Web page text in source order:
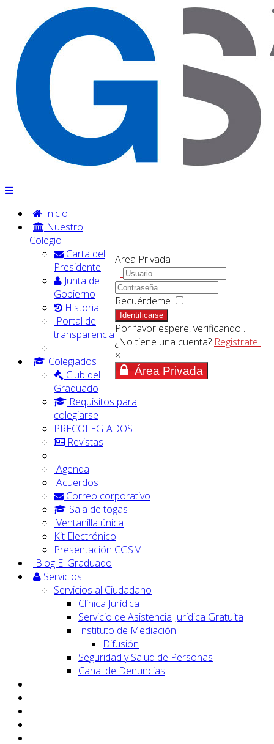
Area Privada
Recuérdeme
Identificarse
Por favor espere, verificando ...
¿No tiene una cuenta? Registrate
×
Área Privada
Inicio
Nuestro
Colegio
Carta del
Presidente
Junta de
Gobierno
Historia
Portal de
transparencia
Colegiados
Club del
Graduado
Requisitos para
colegiarse
PRECOLEGIADOS
Revistas
Agenda
Acuerdos
Correo corporativo
Sala de togas
Ventanilla única
Kit Electrónico
Presentación CGSM
Blog El Graduado
Servicios
Servicios al Ciudadano
Clínica Jurídica
Servicio de Asistencia Jurídica Gratuita
Instituto de Mediación
Difusión
Seguridad y Salud de Personas
Canal de Denuncias